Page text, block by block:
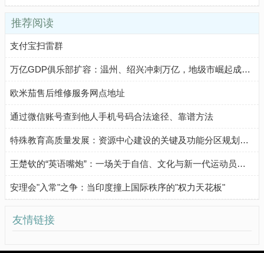
推荐阅读
支付宝扫雷群
万亿GDP俱乐部扩容：温州、绍兴冲刺万亿，地级市崛起成新引擎
欧米茄售后维修服务网点地址
通过微信账号查到他人手机号码合法途径、靠谱方法
特殊教育高质量发展：资源中心建设的关键及功能分区规划要点
王楚钦的“英语嘴炮”：一场关于自信、文化与新一代运动员气质的生动注脚
安理会"入常"之争：当印度撞上国际秩序的"权力天花板"
友情链接